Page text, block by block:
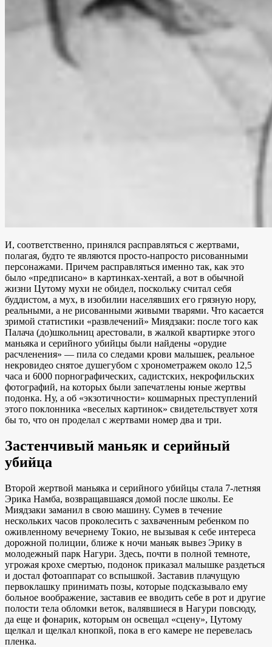
И, соответственно, принялся расправляться с жертвами,
полагая, будто те являются просто-напросто рисованными
персонажами. Причем расправляться именно так, как это
было «предписано» в картинках-хентай, а вот в обычной
жизни Цутому мухи не обидел, поскольку считал себя
буддистом, а мух, в изобилии населявших его грязную нору,
реальными, а не рисованными живыми тварями. Что касается
зримой статистики «развлечений» Миядзаки: после того как
Палача (до)школьниц арестовали, в жалкой квартирке этого
маньяка и серийного убийцы были найдены «орудие
расчленения» — пила со следами крови малышек, реальное
некровидео снятое душегубом с хронометражем около 12,5
часа и 6000 порнографических, садистских, некрофильских
фотографий, на которых были запечатлены юные жертвы
подонка. Ну, а об «экзотичности» кошмарных преступлений
этого поклонника «веселых картинок» свидетельствует хотя
бы то, что он проделал с жертвами номер два и три.
Застенчивый маньяк и серийный
убийца
Второй жертвой маньяка и серийного убийцы стала 7-летняя
Эрика Намба, возвращавшаяся домой после школы. Ее
Миядзаки заманил в свою машину. Сумев в течение
нескольких часов проколесить с захваченным ребенком по
оживленному вечернему Токио, не вызывая к себе интереса
дорожной полиции, ближе к ночи маньяк вывез Эрику в
молодежный парк Нагури. Здесь, почти в полной темноте,
угрожая крохе смертью, подонок приказал малышке раздеться
и достал фотоаппарат со вспышкой. Заставив плачущую
первоклашку принимать позы, которые подсказывало ему
больное воображение, заставив ее вводить себе в рот и другие
полости тела обломки веток, валявшиеся в Нагури повсюду,
да еще и фонарик, которым он освещал «сцену», Цутому
щелкал и щелкал кнопкой, пока в его камере не перевелась
пленка.